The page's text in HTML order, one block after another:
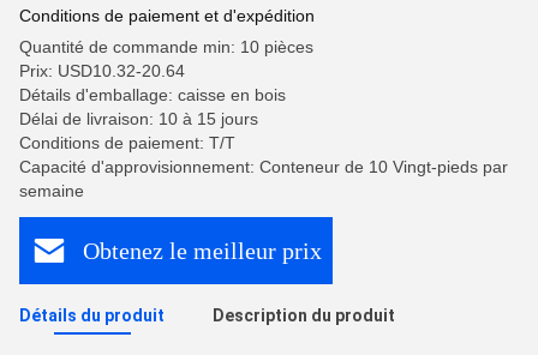
Conditions de paiement et d'expédition
Quantité de commande min: 10 pièces
Prix: USD10.32-20.64
Détails d'emballage: caisse en bois
Délai de livraison: 10 à 15 jours
Conditions de paiement: T/T
Capacité d'approvisionnement: Conteneur de 10 Vingt-pieds par
semaine
Obtenez le meilleur prix
Détails du produit Description du produit